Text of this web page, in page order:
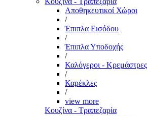
Αποθηκευτικοί Χώροι
/
Έπιπλα Εισόδου
/
Έπιπλα Υποδοχής
/
Καλόγεροι - Κρεμάστρες
/
Καρέκλες
/
view more
Κουζίνα - Τραπεζαρία